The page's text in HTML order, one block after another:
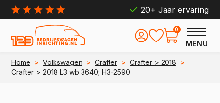
20+ Jaar ervaring
MENU
0
Home > Volkswagen > Crafter > Crafter > 2018 >
Crafter > 2018 L3 wb 3640; H3-2590